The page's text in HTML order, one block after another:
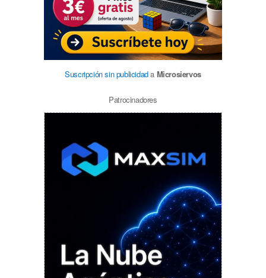
Suscripción sin publicidada Microsiervos
Patrocinadores